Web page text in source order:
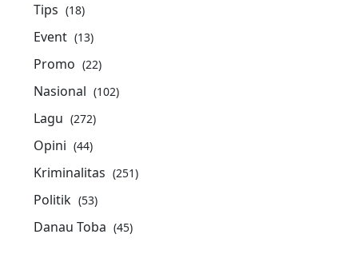
Tips (18)
Event (13)
Promo (22)
Nasional (102)
Lagu (272)
Opini (44)
Kriminalitas (251)
Politik (53)
Danau Toba (45)